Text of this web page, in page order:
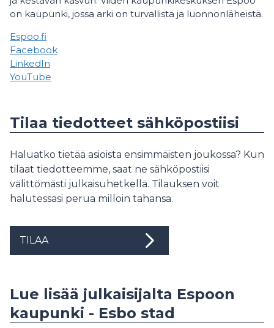
on kaupunki, jossa arki on turvallista ja luonnonläheistä.
Espoo.fi
Facebook
LinkedIn
YouTube
Tilaa tiedotteet sähköpostiisi
Haluatko tietää asioista ensimmäisten joukossa? Kun
tilaat tiedotteemme, saat ne sähköpostiisi
välittömästi julkaisuhetkellä. Tilauksen voit
halutessasi perua milloin tahansa.
TILAA
Lue lisää julkaisijalta Espoon
kaupunki - Esbo stad